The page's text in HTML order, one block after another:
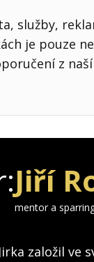
služby,
je pouze
z
Jiří
mentor a
založil ve